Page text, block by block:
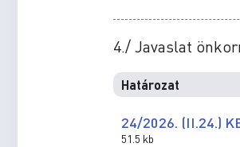
4./ Javaslat
Határozat
24/2026. (II.24.)
51.5 kb